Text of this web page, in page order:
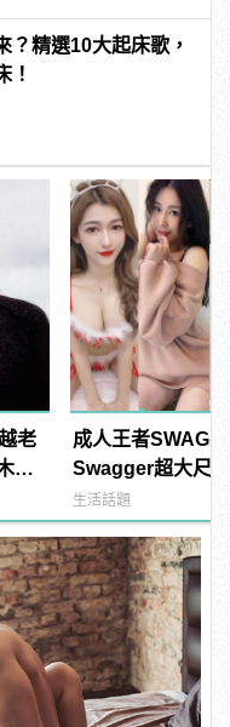
？精選10大起床歌，
！
老
直
成人王者SWAG
Swagger超大尺
紅海鮮通通有，
結！ |
生活話題